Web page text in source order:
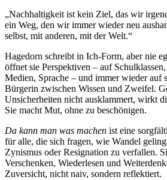
„Nachhaltigkeit ist kein Ziel, das wir
ein Weg, den wir immer wieder neu
selbst, mit anderen, mit der Welt.“
Hagedorn schreibt in Ich-Form, aber nie
öffnet sie Perspektiven – auf
Medien, Sprache – und immer wieder auf
Bürgerin zwischen Wissen und Zweifel.
Unsicherheiten nicht ausklammert, wirkt
Sie macht Mut, ohne zu beschönigen.
Da kann man was machen ist eine
für alle, die sich fragen, wie Wandel
Zynismus oder Resignation zu verfallen.
Verschenken, Wiederlesen und
Zuversicht, nicht naiv, sondern reflektiert.